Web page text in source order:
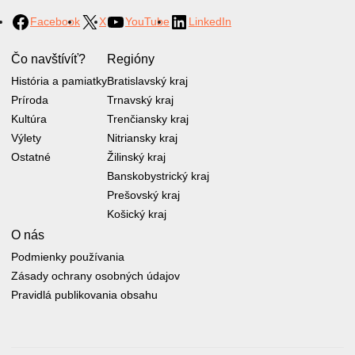
Facebook X YouTube LinkedIn
Čo navštívíť?
História a pamiatky
Príroda
Kultúra
Výlety
Ostatné
Regióny
Bratislavský kraj
Trnavský kraj
Trenčiansky kraj
Nitriansky kraj
Žilinský kraj
Banskobystrický kraj
Prešovský kraj
Košický kraj
O nás
Podmienky používania
Zásady ochrany osobných údajov
Pravidlá publikovania obsahu